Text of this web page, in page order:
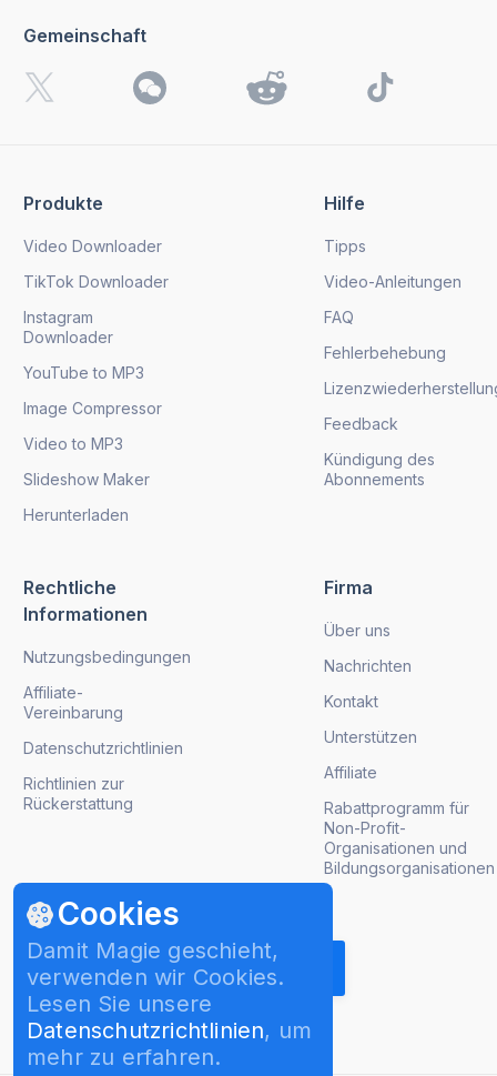
Cookies
Damit Magie geschieht,
verwenden wir Cookies.
Lesen Sie unsere
Datenschutzrichtlinien, um
mehr zu erfahren.
Produkte
Video Downloader
TikTok Downloader
Instagram
Downloader
YouTube to MP3
Image Compressor
Video to MP3
Slideshow Maker
Herunterladen
Hilfe
Tipps
Video-Anleitungen
FAQ
Fehlerbehebung
Feedback
Kündigung des
Abonnements
Rechtliche
Informationen
Nutzungsbedingungen
Affiliate-
Vereinbarung
Datenschutzrichtlinien
Richtlinien zur
Rückerstattung
Firma
Über uns
Nachrichten
Kontakt
Unterstützen
Affiliate
Rabattprogramm für
Non-Profit-
Organisationen und
Bildungsorganisationen
Produktaktualisierungen abrufen
Gemeinschaft